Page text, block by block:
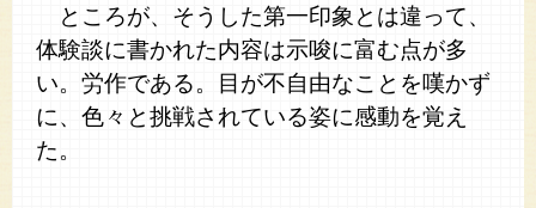
ところが、そうした第一印象とは違って、
体験談に書かれた内容は示唆に富む点が多
い。労作である。目が不自由なことを嘆かず
に、色々と挑戦されている姿に感動を覚え
た。